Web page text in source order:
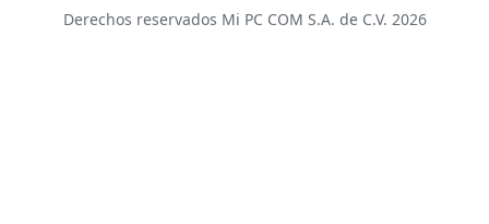
Derechos reservados Mi PC COM S.A. de C.V. 2026